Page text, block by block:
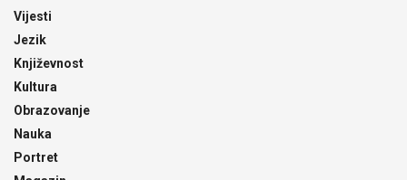
Vijesti
Jezik
Književnost
Kultura
Obrazovanje
Nauka
Portret